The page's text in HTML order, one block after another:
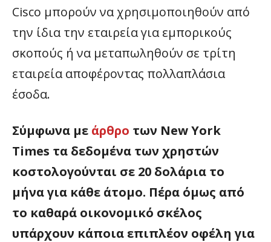
Cisco μπορούν να χρησιμοποιηθούν από
την ίδια την εταιρεία για εμπορικούς
σκοπούς ή να μεταπωληθούν σε τρίτη
εταιρεία αποφέροντας πολλαπλάσια
έσοδα.
Σύμφωνα με άρθρο των New York
Times τα δεδομένα των χρηστών
κοστολογούνται σε 20 δολάρια το
μήνα για κάθε άτομο. Πέρα όμως από
το καθαρά οικονομικό σκέλος
υπάρχουν κάποια επιπλέον οφέλη για